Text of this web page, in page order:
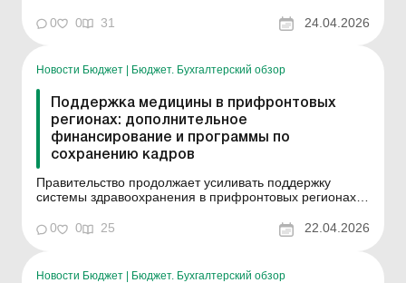
чтобы медучреждения могли стабильно работать в
экстренной медицинской...
0 0 31 24.04.2026
Новости Бюджет Бюджет. Бухгалтерский обзор
Поддержка медицины в прифронтовых
регионах: дополнительное
финансирование и программы по
сохранению кадров
Правительство продолжает усиливать поддержку
системы здравоохранения в прифронтовых регионах.
чтобы медучреждения могли стабильно работать в
экстренной медицинской...
0 0 25 22.04.2026
Новости Бюджет | Бюджет. Бухгалтерский обзор